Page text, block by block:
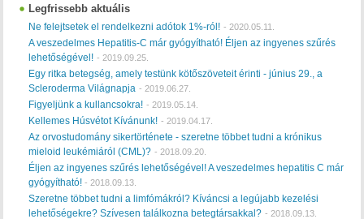
Legfrissebb aktuális
Ne felejtsetek el rendelkezni adótok 1%-ról! - 2020.05.11.
A veszedelmes Hepatitis-C már gyógyítható! Éljen az ingyenes szűrés
lehetőségével! - 2019.09.25.
Egy ritka betegség, amely testünk kötőszöveteit érinti - június 29., a
Scleroderma Világnapja - 2019.06.27.
Figyeljünk a kullancsokra! - 2019.05.14.
Kellemes Húsvétot Kívánunk! - 2019.04.17.
Az orvostudomány sikertörténete - szeretne többet tudni a krónikus
mieloid leukémiáról (CML)? - 2018.09.20.
Éljen az ingyenes szűrés lehetőségével! A veszedelmes hepatitis C már
gyógyítható!- 2018.09.13.
Szeretne többet tudni a limfómákról? Kíváncsi a legújabb kezelési
lehetőségekre? Szívesen találkozna betegtársakkal? - 2018.09.13.